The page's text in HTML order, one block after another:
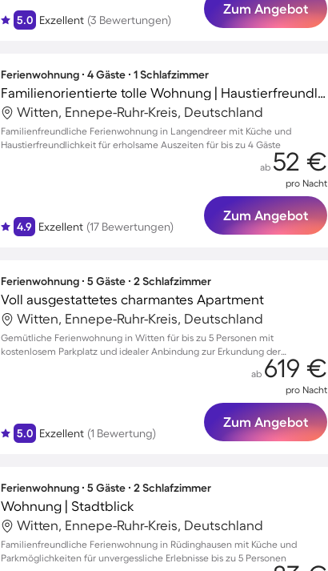
5.0 Exzellent (3 Bewertungen)
Zum Angebot
Ferienwohnung ∙ 4 Gäste ∙ 1 Schlafzimmer
Familienorientierte tolle Wohnung | Haustierfreundlich
Witten, Ennepe-Ruhr-Kreis, Deutschland
Familienfreundliche Ferienwohnung in Langendreer mit Küche und
Haustierfreundlichkeit für erholsame Auszeiten für bis zu 4 Gäste
4.9 Exzellent (17 Bewertungen)
ab 52 €
pro Nacht
Zum Angebot
Ferienwohnung ∙ 5 Gäste ∙ 2 Schlafzimmer
Voll ausgestattetes charmantes Apartment
Witten, Ennepe-Ruhr-Kreis, Deutschland
Gemütliche Ferienwohnung in Witten für bis zu 5 Personen mit
kostenlosem Parkplatz und idealer Anbindung zur Erkundung der
5.0 Exzellent (1 Bewertung)
ab 619 €
pro Nacht
Zum Angebot
Ferienwohnung ∙ 5 Gäste ∙ 2 Schlafzimmer
Wohnung | Stadtblick
Witten, Ennepe-Ruhr-Kreis, Deutschland
Familienfreundliche Ferienwohnung in Rüdinghausen mit Küche und
Parkmöglichkeiten für unvergessliche Erlebnisse bis zu 5 Personen